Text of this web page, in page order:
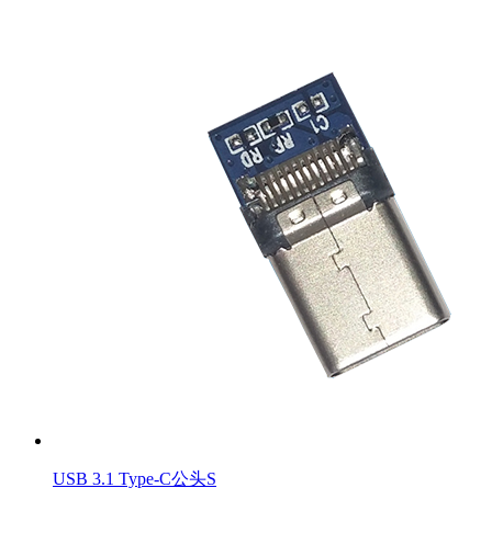
USB 3.1 Type-C公头S